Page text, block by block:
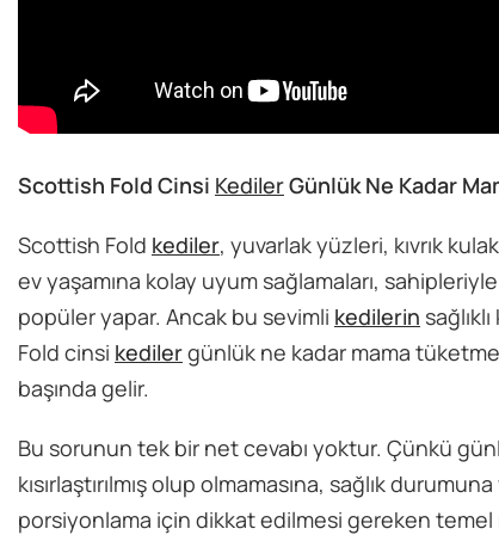
Scottish Fold Cinsi KedilerGünlük Ne Kadar
Scottish Fold kediler, yuvarlak yüzleri, kıvrık
ev yaşamına kolay uyum sağlamaları,
popüler yapar. Ancak bu sevimli kedilerin
Fold cinsi kedilergünlük ne kadar mama
başında gelir.
Bu sorunun tek bir net cevabı yoktur. Çünkü
kısırlaştırılmış olup olmamasına, sağlık
porsiyonlama için dikkat edilmesi gereken temel